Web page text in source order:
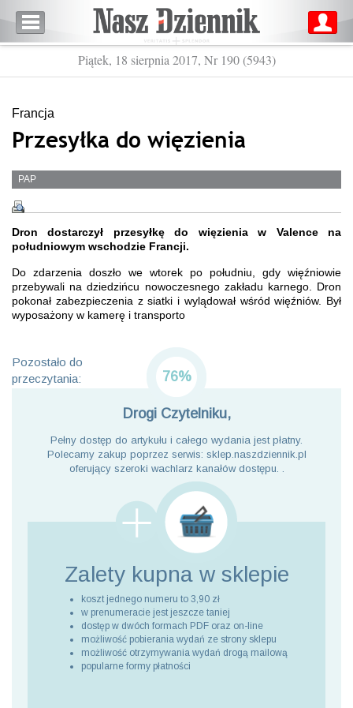
Piątek, 18 sierpnia 2017, Nr 190 (5943)
Francja
Przesyłka do więzienia
PAP
Dron dostarczył przesyłkę do więzienia w Valence na
południowym wschodzie Francji.
Do zdarzenia doszło we wtorek po południu, gdy więźniowie
przebywali na dziedzińcu nowoczesnego zakładu karnego. Dron
pokonał zabezpieczenia z siatki i wylądował wśród więźniów. Był
wyposażony w kamerę i transporto
Pozostało do
przeczytania:
76%
Drogi Czytelniku,
Pełny dostęp do artykułu i całego wydania jest płatny.
Polecamy zakup poprzez serwis: sklep.naszdziennik.pl
oferujący szeroki wachlarz kanałów dostępu. .
Zalety kupna w sklepie
koszt jednego numeru to 3,90 zł
w prenumeracie jest jeszcze taniej
dostęp w dwóch formach PDF oraz on-line
możliwość pobierania wydań ze strony sklepu
możliwość otrzymywania wydań drogą mailową
popularne formy płatności